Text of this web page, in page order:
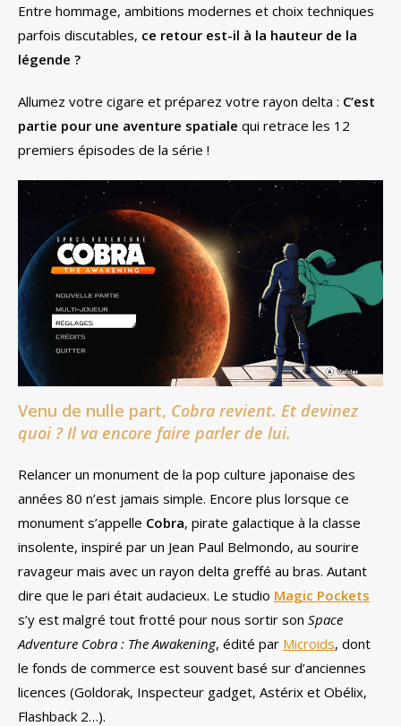
Entre hommage, ambitions modernes et choix techniques
parfois discutables, ce retour est-il à la hauteur de la
légende ?
Allumez votre cigare et préparez votre rayon delta : C’est
partie pour une aventure spatiale qui retrace les 12
premiers épisodes de la série !
Venu de nulle part, Cobra revient. Et devinez
quoi ? Il va encore faire parler de lui.
Relancer un monument de la pop culture japonaise des
années 80 n’est jamais simple. Encore plus lorsque ce
monument s’appelle Cobra, pirate galactique à la classe
insolente, inspiré par un Jean Paul Belmondo, au sourire
ravageur mais avec un rayon delta greffé au bras. Autant
dire que le pari était audacieux. Le studio Magic Pockets
s’y est malgré tout frotté pour nous sortir son Space
Adventure Cobra : The Awakening, édité par Microids, dont
le fonds de commerce est souvent basé sur d’anciennes
licences (Goldorak, Inspecteur gadget, Astérix et Obélix,
Flashback 2…).